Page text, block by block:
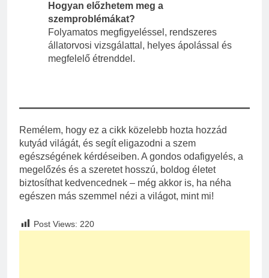
Hogyan előzhetem meg a
szemproblémákat?
Folyamatos megfigyeléssel, rendszeres
állatorvosi vizsgálattal, helyes ápolással és
megfelelő étrenddel.
Remélem, hogy ez a cikk közelebb hozta hozzád
kutyád világát, és segít eligazodni a szem
egészségének kérdéseiben. A gondos odafigyelés, a
megelőzés és a szeretet hosszú, boldog életet
biztosíthat kedvencednek – még akkor is, ha néha
egészen más szemmel nézi a világot, mint mi!
Post Views: 220